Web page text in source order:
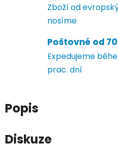
Zboží od
nosíme
Poštovné od
Expedujeme
prac. dní
Popis
Diskuze